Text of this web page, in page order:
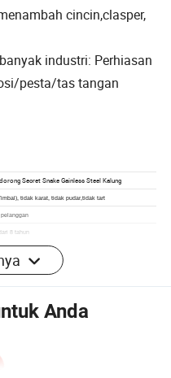
cincin,clasper,
industri: Perhiasan
pesta/tas tangan
Anda